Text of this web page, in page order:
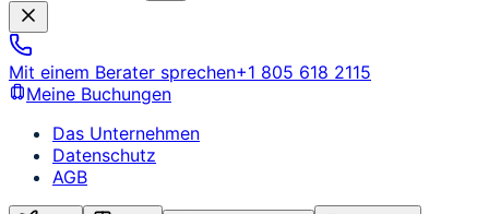
Mit einem Berater sprechen+1 805 618 2115
Meine Buchungen
Das Unternehmen
Datenschutz
AGB